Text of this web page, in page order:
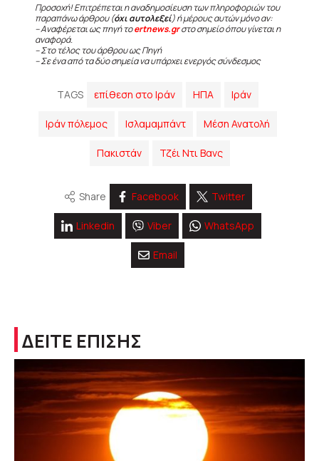
Προσοχή! Επιτρέπεται η αναδημοσίευση των πληροφοριών του
παραπάνω άρθρου (όχι αυτολεξεί) ή μέρους αυτών μόνο αν:
– Αναφέρεται ως πηγή τοertnews.grστο σημείο όπου γίνεται η
αναφορά.
– Στο τέλος του άρθρου ως Πηγή
– Σε ένα από τα δύο σημεία να υπάρχει ενεργός σύνδεσμος
TAGS επίθεση στο Ιράν ΗΠΑ Ιράν
Ιράν πόλεμος Ισλαμαμπάντ Μέση Ανατολή
Πακιστάν Τζέι Ντι Βανς
Share Facebook Twitter
Linkedin Viber WhatsApp
Email
ΔΕΙΤΕ ΕΠΙΣΗΣ